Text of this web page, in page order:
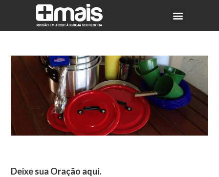
Deixe sua Oração aqui.